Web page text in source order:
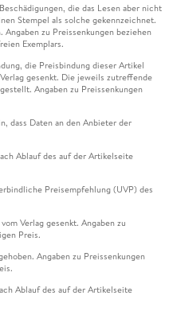
die das Lesen aber nicht
Stempel als solche gekennzeichnet.
zu Preissenkungen beziehen
Exemplars.
die Preisbindung dieser Artikel
gesenkt. Die jeweils zutreffende
Angaben zu Preissenkungen
dass Daten an den Anbieter der
Ablauf des auf der Artikelseite
Preisempfehlung (UVP) des
Verlag gesenkt. Angaben zu
Preis.
Angaben zu Preissenkungen
Ablauf des auf der Artikelseite